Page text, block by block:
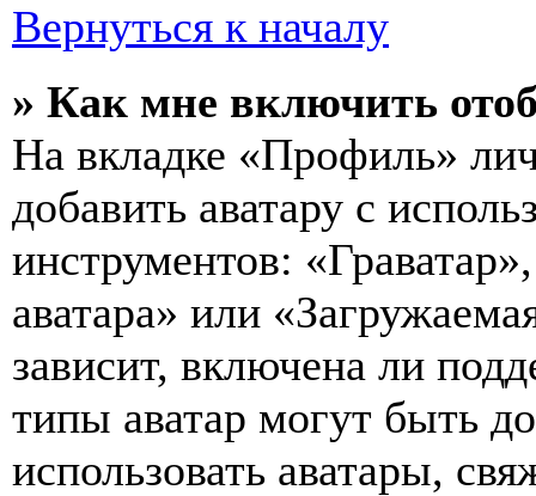
Вернуться к началу
» Как мне включить
На вкладке «Профиль»
добавить аватару с
инструментов:
аватара» или
зависит, включена ли
типы аватар могут быть
использовать аватары,